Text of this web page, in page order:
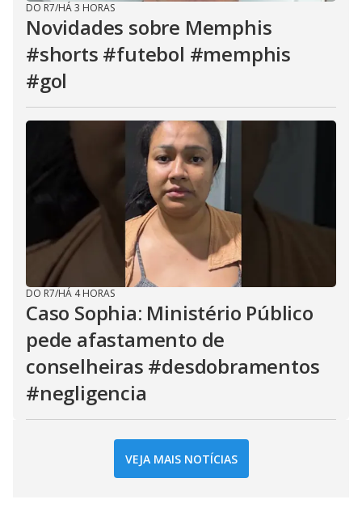
DO R7/HÁ 3 HORAS
Novidades sobre Memphis
#shorts #futebol #memphis
#gol
DO R7/HÁ 4 HORAS
Caso Sophia: Ministério Público
pede afastamento de
conselheiras #desdobramentos
#negligencia
VEJA MAIS NOTÍCIAS